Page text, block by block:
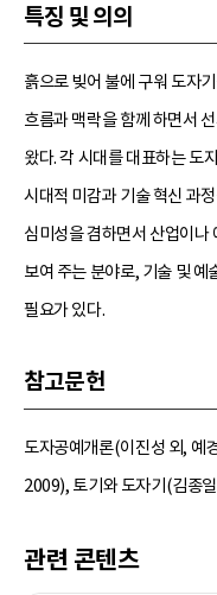
특징 및 의의
흙으로 빚어 불에 구워 도자
흐름과 맥락을 함께 하면서
왔다. 각 시대를 대표하는 도
시대적 미감과 기술 혁신 과
심미성을 겸하면서 산업이나
보여 주는 분야로, 기술 및
필요가 있다.
참고문헌
도자공예개론(이진성 외, 예
2009), 토기와 도자기(김종
관련 콘텐츠